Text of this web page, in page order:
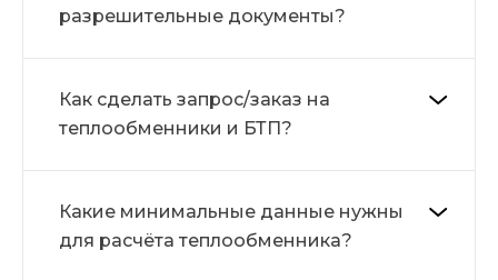
разрешительные документы?
Как сделать запрос/заказ на
теплообменники и БТП?
Какие минимальные данные нужны
для расчёта теплообменника?